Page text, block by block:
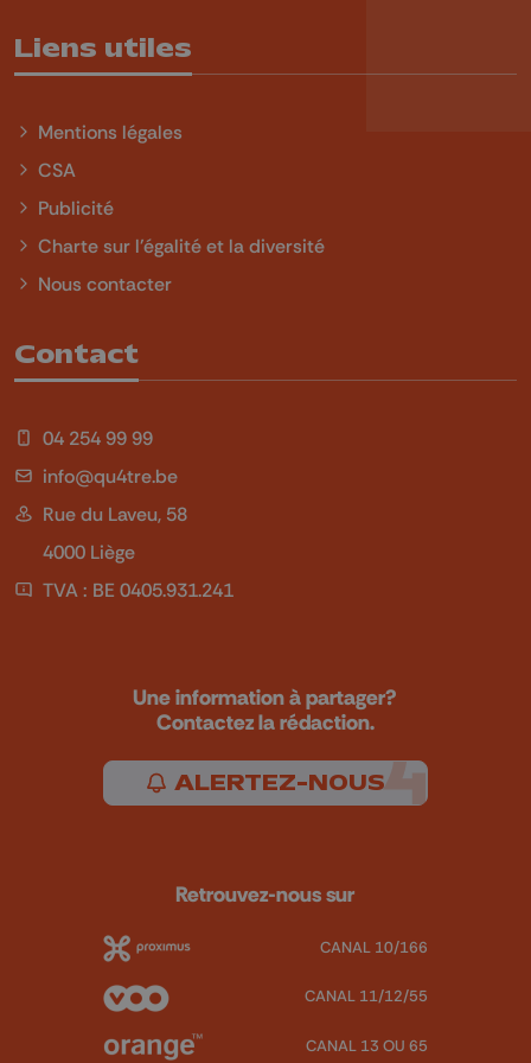
Liens utiles
Mentions légales
CSA
Publicité
Charte sur l'égalité et la diversité
Nous contacter
Contact
04 254 99 99
info@qu4tre.be
Rue du Laveu, 58
4000 Liège
TVA : BE 0405.931.241
Une information à partager?
Contactez la rédaction.
ALERTEZ-NOUS
Retrouvez-nous sur
CANAL 10/166
CANAL 11/12/55
CANAL 13 OU 65